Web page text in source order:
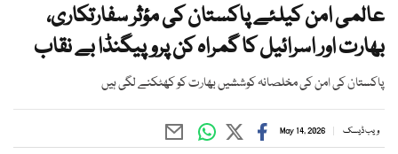
عالمی امن کیلئے پاکستان کی مؤثر سفارتکاری،
بھارت اور اسرائیل کا گمراہ کن پروپیگنڈا بے نقاب
پاکستان کی امن کی مخلصانہ کوششیں بھارت کو کھٹکنے لگی ہیں
ویب ڈیسک May 14, 2026